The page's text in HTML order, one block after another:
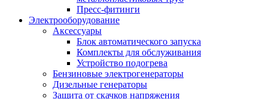
Пресс-фитинги
Электрооборудование
Аксессуары
Блок автоматического запуска
Комплекты для обслуживания
Устройство подогрева
Бензиновые электрогенераторы
Дизельные генераторы
Защита от скачков напряжения